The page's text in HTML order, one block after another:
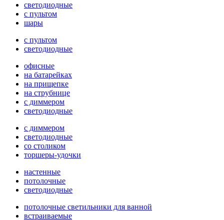
светодиодные
с пультом
шары
с пультом
светодиодные
офисные
на батарейках
на прищепке
на струбнице
с диммером
светодиодные
с диммером
светодиодные
со столиком
торшеры-удочки
настенные
потолочные
светодиодные
потолочные светильники для ванной
встраиваемые